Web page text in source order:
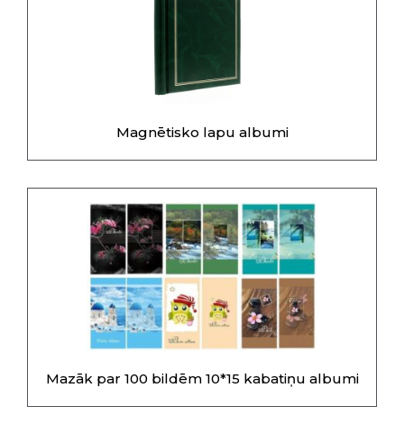
Magnētisko lapu albumi
Mazāk par 100 bildēm 10*15 kabatiņu albumi